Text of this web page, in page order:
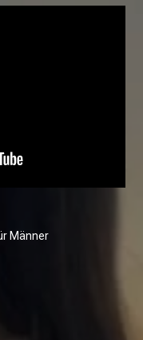
Männer